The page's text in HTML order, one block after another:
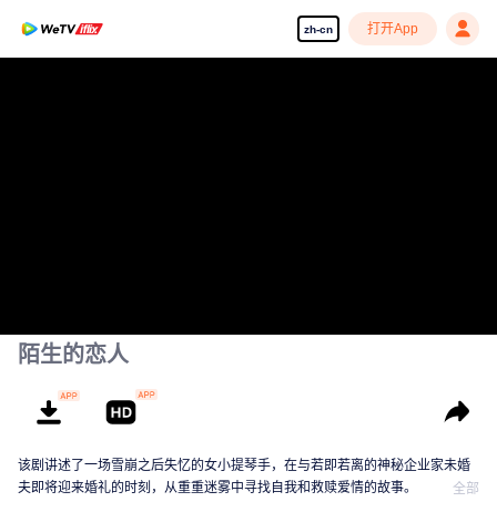
zh-cn 打开App
陌生的恋人
该剧讲述了一场雪崩之后失忆的女小提琴手，在与若即若离的神秘企业家未婚
夫即将迎来婚礼的时刻，从重重迷雾中寻找自我和救赎爱情的故事。
全部